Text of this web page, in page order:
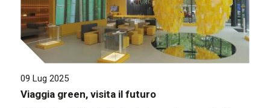
09 Lug 2025
Viaggia green, visita il futuro